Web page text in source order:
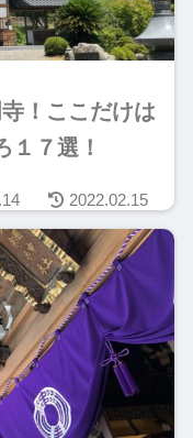
！ここだけは
１７選！
2022.02.15